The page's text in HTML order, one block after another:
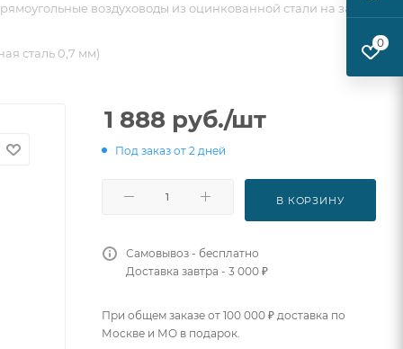
воздуховоды из оцинкованной стали на заказ
сталь 0,7 мм)
1 888 руб./шт
Под заказ от 2 дней
В КОРЗИНУ
Самовывоз - бесплатно
Доставка завтра - 3 000 ₽
При общем заказе от 100 000 ₽ доставка по
Москве и МО в подарок.
0